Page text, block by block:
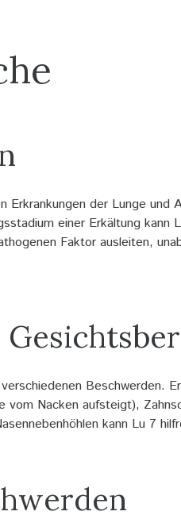
Erkrankungen der Lunge
einer Erkältung kann
Faktor ausleiten,
Beschwerden.
Nacken aufsteigt),
kann Lu 7